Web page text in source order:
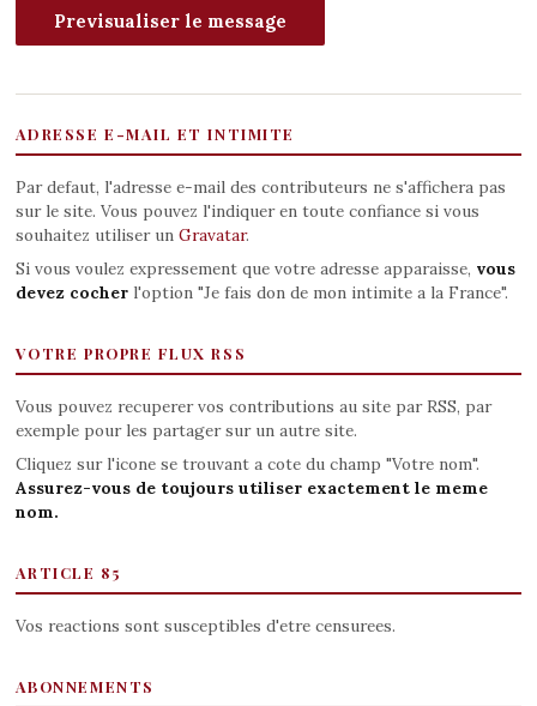
ADRESSE E-MAIL ET INTIMITE
Par defaut, l'adresse e-mail des contributeurs ne s'affichera pas
sur le site. Vous pouvez l'indiquer en toute confiance si vous
souhaitez utiliser un Gravatar.
Si vous voulez expressement que votre adresse apparaisse, vous
devez cocherl'option "Je fais don de mon intimite a la France".
VOTRE PROPRE FLUX RSS
Vous pouvez recuperer vos contributions au site par RSS, par
exemple pour les partager sur un autre site.
Cliquez sur l'icone se trouvant a cote du champ "Votre nom".
Assurez-vous de toujours utiliser exactement le meme
nom.
ARTICLE 85
Vos reactions sont susceptibles d'etre censurees.
ABONNEMENTS